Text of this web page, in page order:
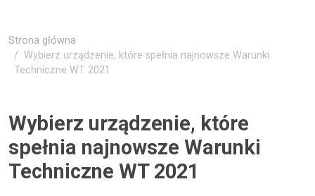
Strona główna
Wybierz urządzenie, które spełnia najnowsze Warunki
Techniczne WT 2021
Wybierz urządzenie, które
spełnia najnowsze Warunki
Techniczne WT 2021